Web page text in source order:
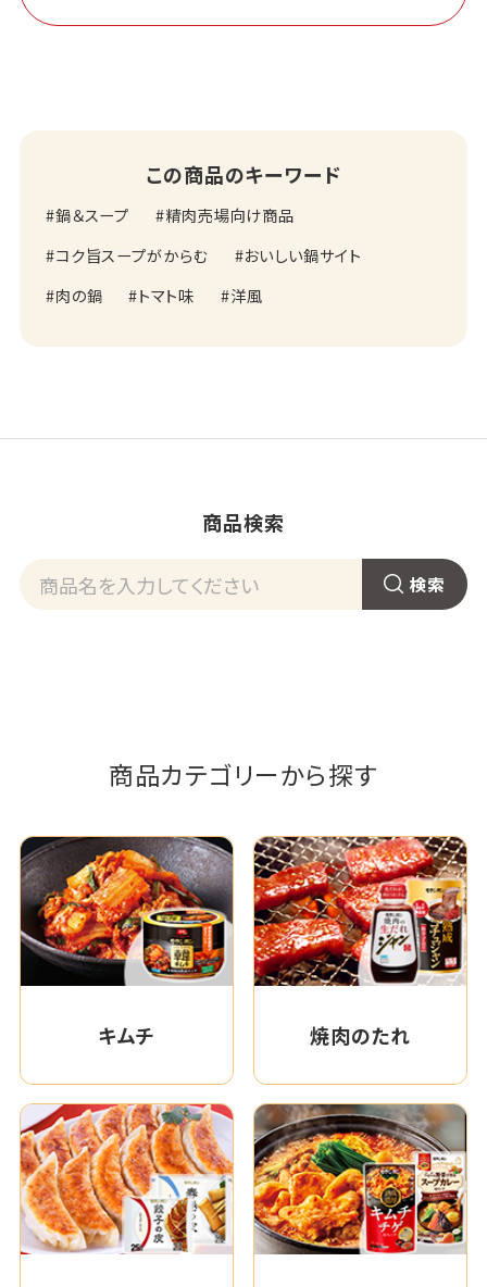
この商品のキーワード
鍋＆スープ
精肉売場向け商品
コク旨スープがからむ
おいしい鍋サイト
肉の鍋
トマト味 洋風
商品検索
商品カテゴリーから探す
キムチ 焼肉のたれ